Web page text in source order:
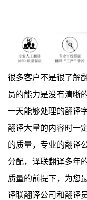
很多客户不是很了解
员的能力是没有清晰
一天能够处理的翻译
翻译大量的内容时一
的质量，专业的翻译
分配，译联翻译多年
质量的前提下，为您
译联翻译公司和翻译